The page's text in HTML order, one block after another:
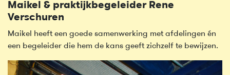
Maikel & praktijkbegeleider Rene
Verschuren
Maikel heeft een goede samenwerking met afdelingen én
een begeleider die hem de kans geeft zichzelf te bewijzen.